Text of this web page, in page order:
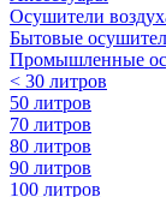
Осушители
Бытовые
Промышленные
< 30 литров
50 литров
70 литров
80 литров
90 литров
100 литров